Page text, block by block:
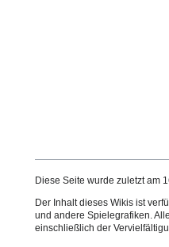
Diese Seite wurde zuletzt am
Der Inhalt dieses Wikis ist
und andere Spielegrafiken.
einschließlich der